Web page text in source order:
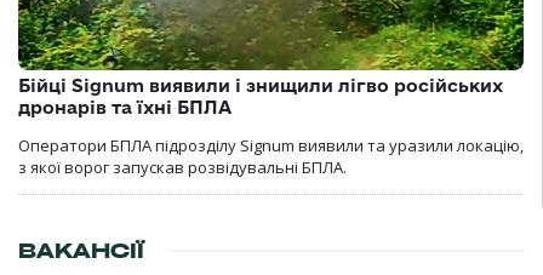
Бійці Signum виявили і знищили лігво російських
дронарів та їхні БПЛА
Оператори БПЛА підрозділу Signum виявили та уразили локацію,
з якої ворог запускав розвідувальні БПЛА.
ВАКАНСІЇ